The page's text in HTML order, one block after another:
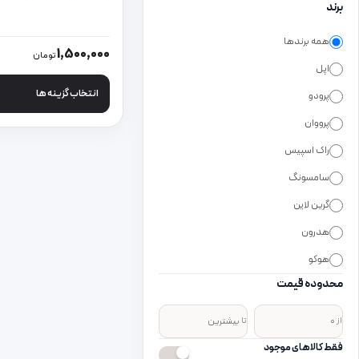
برند
همه برندها
اپل
پرودو
پرووان
راک اسپیس
سامسونگ
گرین لاین
هدرون
هوکو
محدوده قیمت
از تا
فقط کالاهای موجود
1,500,000تومان
انتخاب گزینه ها
این محصول دارای